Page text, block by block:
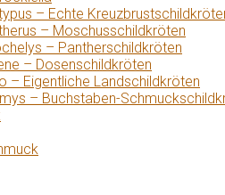
– Echte
– Moschusschildkröten
– Pantherschildkröten
– Dosenschildkröten
– Eigentliche Landschildkröten
– Buchstaben-